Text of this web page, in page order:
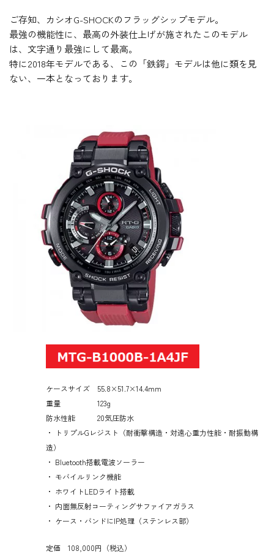
ご存知、カシオG-SHOCKのフラッグシップモデル。
最強の機能性に、最高の外装仕上げが施されたこのモデル
は、文字通り最強にして最高。
特に2018年モデルである、この「鉄鍔」モデルは他に類を見
ない、一本となっております。
ケースサイズ 55.8×51.7×14.4mm
重量 123g
防水性能 20気圧防水
・ トリプルGレジスト（耐衝撃構造・対遠心重力性能・耐振動構
造）
・ Bluetooth搭載電波ソーラー
・ モバイルリンク機能
・ ホワイトLEDライト搭載
・ 内面無反射コーティングサファイアガラス
・ ケース・バンドにIP処理（ステンレス部）
定価 108,000円（税込）